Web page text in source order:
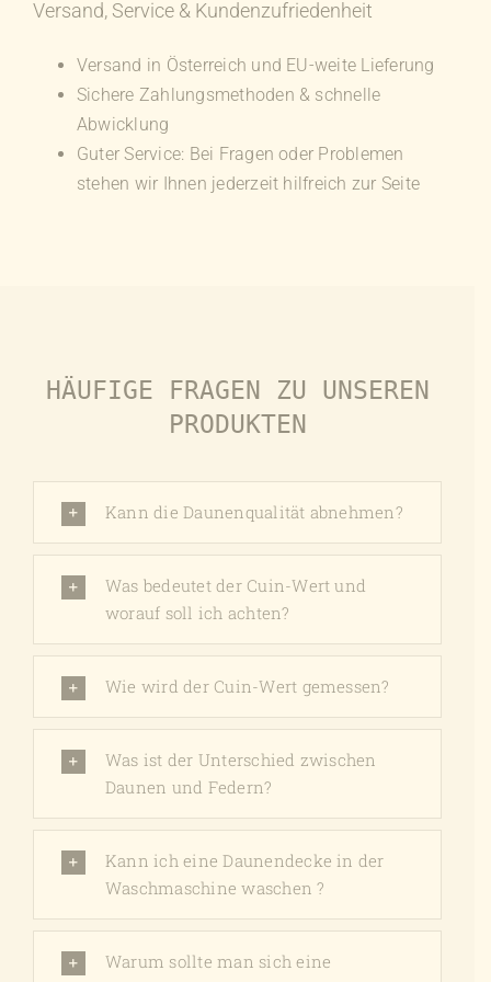
mehrere
auf.
Die
Optionen
können
Versand, Service & Kundenzufriedenheit
Versand in Österreich und EU-weite Lieferung
Sichere Zahlungsmethoden & schnelle
Abwicklung
Guter Service: Bei Fragen oder Problemen
stehen wir Ihnen jederzeit hilfreich zur Seite
HÄUFIGE FRAGEN ZU UNSEREN
PRODUKTEN
Kann die Daunenqualität abnehmen?
Was bedeutet der Cuin-Wert und
worauf soll ich achten?
Wie wird der Cuin-Wert gemessen?
Was ist der Unterschied zwischen
Daunen und Federn?
Kann ich eine Daunendecke in der
Waschmaschine waschen ?
Warum sollte man sich eine